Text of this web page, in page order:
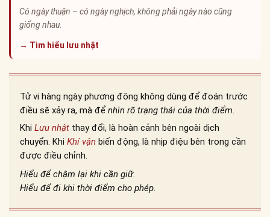
Có ngày thuận – có ngày nghịch, không phải ngày nào cũng
giống nhau.
→ Tìm hiểu lưu nhật
Tử vi hàng ngày phương đông không dùng để đoán trước
điều sẽ xảy ra, mà đểnhìn rõ trạng thái của thời điểm
Khi Lưu nhật thay đổi, là hoàn cảnh bên ngoài dịch
chuyển. Khi Khí vận biến động, là nhịp điệu bên trong cần
được điều chỉnh.
Hiểu để chậm lại khi cần giữ.
Hiểu để đi khi thời điểm cho phép.